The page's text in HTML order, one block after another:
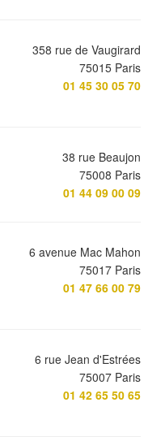
358 rue de Vaugirard
75015 Paris
01 45 30 05 70
38 rue Beaujon
75008 Paris
01 44 09 00 09
6 avenue Mac Mahon
75017 Paris
01 47 66 00 79
6 rue Jean d'Estrées
75007 Paris
01 42 65 50 65